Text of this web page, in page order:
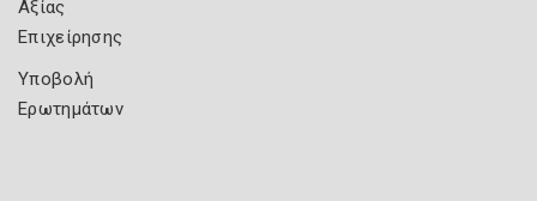
Αξίας
Επιχείρησης
Υποβολή
Ερωτημάτων